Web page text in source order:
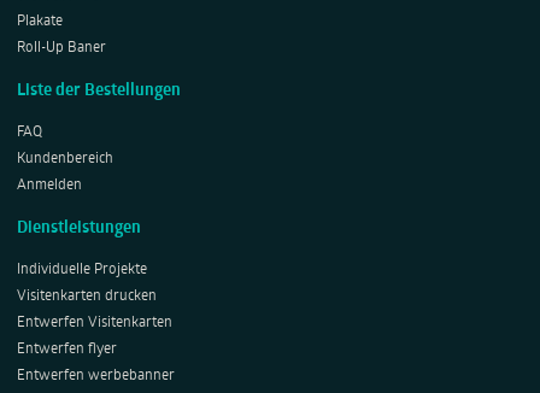
Plakate
Roll-Up Baner
Liste der Bestellungen
FAQ
Kundenbereich
Anmelden
Dienstleistungen
Individuelle Projekte
Visitenkarten drucken
Entwerfen Visitenkarten
Entwerfen flyer
Entwerfen werbebanner